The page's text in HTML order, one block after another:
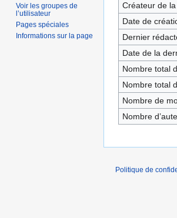
Créateur de
Date de
Dernier
Date de la
Nombre total
Nombre total
Nombre de
Nombre
Voir les groupes de
l’utilisateur
Pages spéciales
Informations sur la page
Politique de